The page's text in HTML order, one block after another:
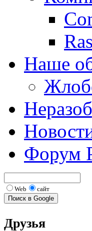
Наше
Форум
Web сайт
Друзья